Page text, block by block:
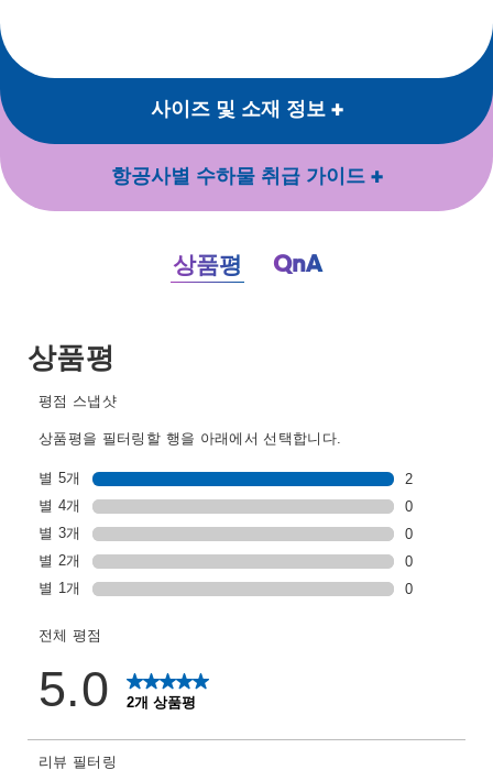
사이즈 및 소재 정보
항공사별 수하물 취급 가이드
상품평 QnA